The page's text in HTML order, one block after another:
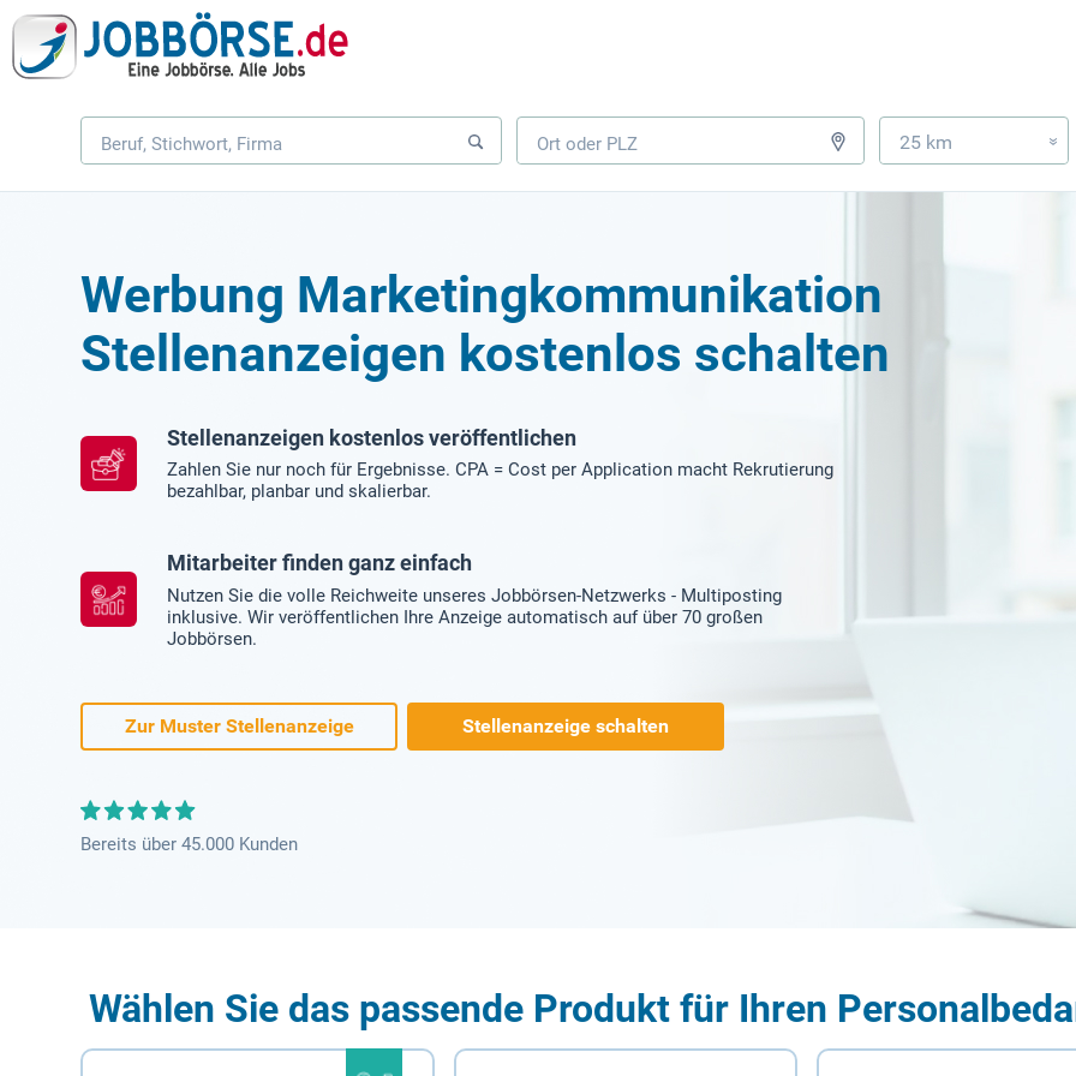
25 km »
Werbung Marketingkommunikation
Stellenanzeigen kostenlos schalten
Stellenanzeigen kostenlos veröffentlichen
Zahlen Sie nur noch für Ergebnisse. CPA = Cost per Application macht Rekrutierung
bezahlbar, planbar und skalierbar.
Mitarbeiter finden ganz einfach
Nutzen Sie die volle Reichweite unseres Jobbörsen-Netzwerks - Multiposting
inklusive. Wir veröffentlichen Ihre Anzeige automatisch auf über 70 großen
Jobbörsen.
Zur Muster Stellenanzeige Stellenanzeige schalten
Bereits über 45.000 Kunden
Wählen Sie das passende Produkt für Ihren